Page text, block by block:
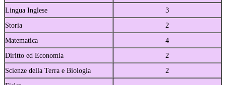
Lingua Inglese
3
Storia
2
Matematica
4
Diritto ed Economia
2
Scienze della Terra e Biologia
2